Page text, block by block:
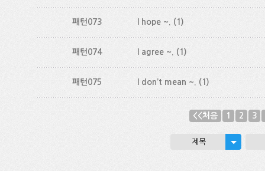
패턴073 I hope ~. (1)
패턴074 I agree ~. (1)
패턴075 I don’t mean ~. (1)
<<처음 1 2 3
제목